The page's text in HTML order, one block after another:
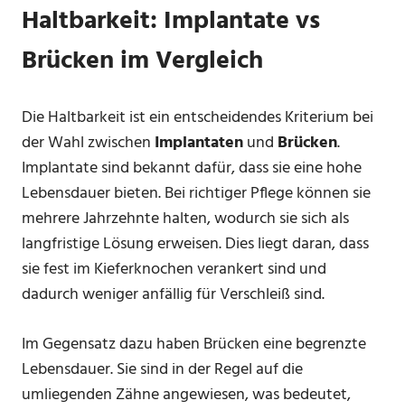
Haltbarkeit: Implantate vs
Brücken im Vergleich
Die Haltbarkeit ist ein entscheidendes Kriterium bei
der Wahl zwischen Implantatenund Brücken.
Implantate sind bekannt dafür, dass sie eine hohe
Lebensdauer bieten. Bei richtiger Pflege können sie
mehrere Jahrzehnte halten, wodurch sie sich als
langfristige Lösung erweisen. Dies liegt daran, dass
sie fest im Kieferknochen verankert sind und
dadurch weniger anfällig für Verschleiß sind.
Im Gegensatz dazu haben Brücken eine begrenzte
Lebensdauer. Sie sind in der Regel auf die
umliegenden Zähne angewiesen, was bedeutet,